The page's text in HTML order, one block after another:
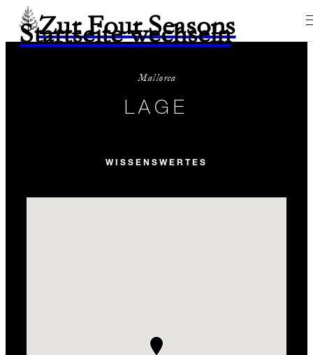
Zur Four Seasons
Startseite wechseln
Mallorca
LAGE
WISSENSWERTES